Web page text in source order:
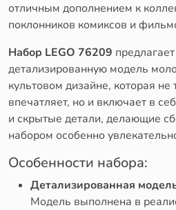
отличным дополнением к
поклонников комиксов и
Набор LEGO 76209
детализированную модель
культовом дизайне, которая не
впечатляет, но и включает в
и скрытые детали, делающие
набором особенно
Особенности набора:
Детализированная
Модель выполнена в